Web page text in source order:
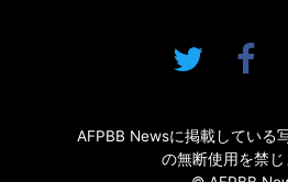
AFPBB Newsに掲載している
の無断使用を禁じ